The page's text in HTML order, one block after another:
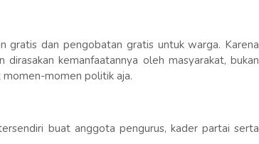
gratis dan pengobatan gratis untuk warga. Karena
kemanfaatannya oleh masyarakat, bukan
momen-momen politik aja.
buat anggota pengurus, kader partai serta